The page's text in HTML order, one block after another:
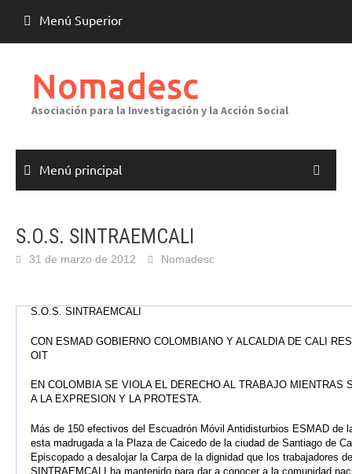
contenido
Menú Superior
Nomadesc
Asociación para la Investigación y la Acción Social
Menú principal
S.O.S. SINTRAEMCALI
31 de marzo de 2012 Nomadesc
S.O.S. SINTRAEMCALI
CON ESMAD GOBIERNO COLOMBIANO Y ALCALDIA DE CALI
OIT
EN COLOMBIA SE VIOLA EL DERECHO AL TRABAJO MIENTRAS
A LA EXPRESION Y LA PROTESTA.
Más de 150 efectivos del Escuadrón Móvil Antidisturbios ESMAD de
esta madrugada a la Plaza de Caicedo de la ciudad de Santiago de
Episcopado a desalojar la Carpa de la dignidad que los trabajadores
SINTRAEMCALI ha mantenido para dar a conocer a la comunidad